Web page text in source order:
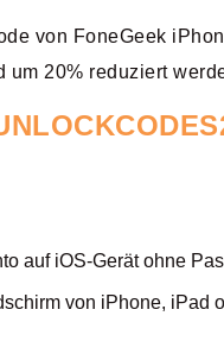
von FoneGeek
20% reduziert
auf iOS-Gerät ohne
von iPhone,